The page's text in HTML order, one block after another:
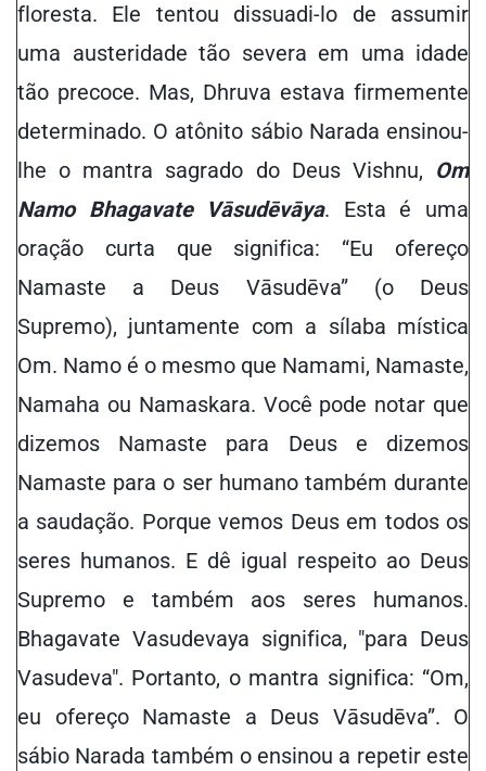
floresta. Ele tentou dissuadi-lo de assumir
uma austeridade tão severa em uma idade
tão precoce. Mas, Dhruva estava firmemente
determinado. O atônito sábio Narada ensinou-
lhe o mantra sagrado do Deus Vishnu, Om
Namo Bhagavate Vāsudēvāya. Esta é uma
oração curta que significa: “Eu ofereço
Namaste a Deus Vāsudēva” (o Deus
Supremo), juntamente com a sílaba mística
Om. Namo é o mesmo que Namami, Namaste,
Namaha ou Namaskara. Você pode notar que
dizemos Namaste para Deus e dizemos
Namaste para o ser humano também durante
a saudação. Porque vemos Deus em todos os
seres humanos. E dê igual respeito ao Deus
Supremo e também aos seres humanos.
Bhagavate Vasudevaya significa, "para Deus
Vasudeva". Portanto, o mantra significa: “Om,
eu ofereço Namaste a Deus Vāsudēva”. O
sábio Narada também o ensinou a repetir este